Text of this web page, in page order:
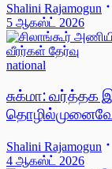
Shalini Rajamogun
5 ஆகஸ்ட் 2026
national
சுக்மா: வர்த்தக
Shalini Rajamogun
4 ஆகஸ்ட் 2026